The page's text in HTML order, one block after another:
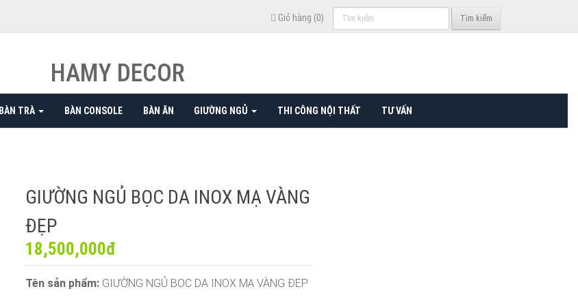
Giỏ hàng (0)
Tìm
kiếm
Tìm kiếm
HAMY DECOR
BÀN TRÀ BÀN CONSOLE BÀN ĂN GIƯỜNG NGỦ THI CÔNG NỘI THẤT TƯ VẤN
GIƯỜNG NGỦ BỌC DA INOX MẠ VÀNG
ĐẸP
18,500,000đ
Tên sản phẩm: GIƯỜNG NGỦ BỌC DA INOX MẠ VÀNG ĐẸP